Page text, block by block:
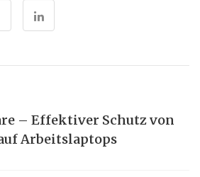
– Effektiver Schutz von
Arbeitslaptops